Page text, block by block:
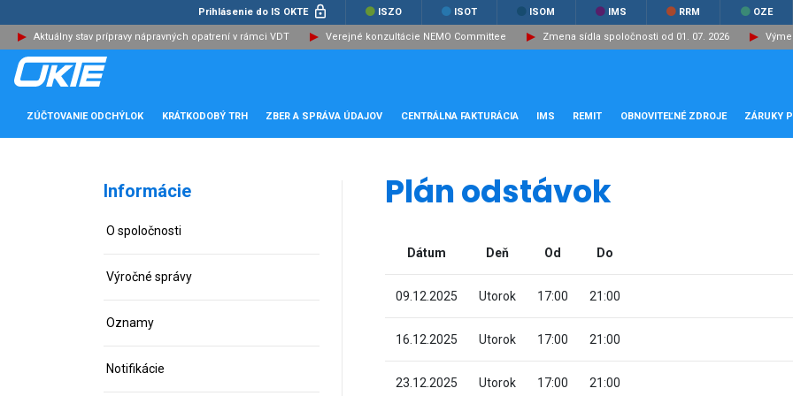
Prihlásenie do IS OKTE ISZO ISOT ISOM IMS RRM OZE
Aktuálny stav prípravy nápravných opatrení v rámci VDT Verejné konzultácie NEMO Committee Zmena sídla spoločnosti od 01. 07. 2026
ZÚČTOVANIE ODCHÝLOK KRÁTKODOBÝ TRH ZBER A SPRÁVA ÚDAJOV CENTRÁLNA FAKTURÁCIA IMS REMIT OBNOVITEĽNÉ ZDROJE ZÁRUKY
Informácie
O spoločnosti
Výročné správy
Oznamy
Notifikácie
Plán odstávok
Dátum Deň Od Do
09.12.2025 Utorok 17:00 21:00
16.12.2025 Utorok 17:00 21:00
23.12.2025 Utorok 17:00 21:00